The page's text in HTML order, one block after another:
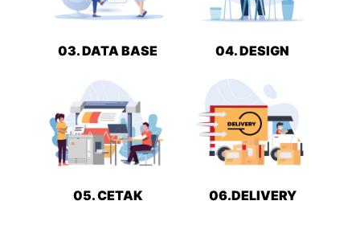
03. DATA BASE 04. DESIGN
05. CETAK 06.DELIVERY